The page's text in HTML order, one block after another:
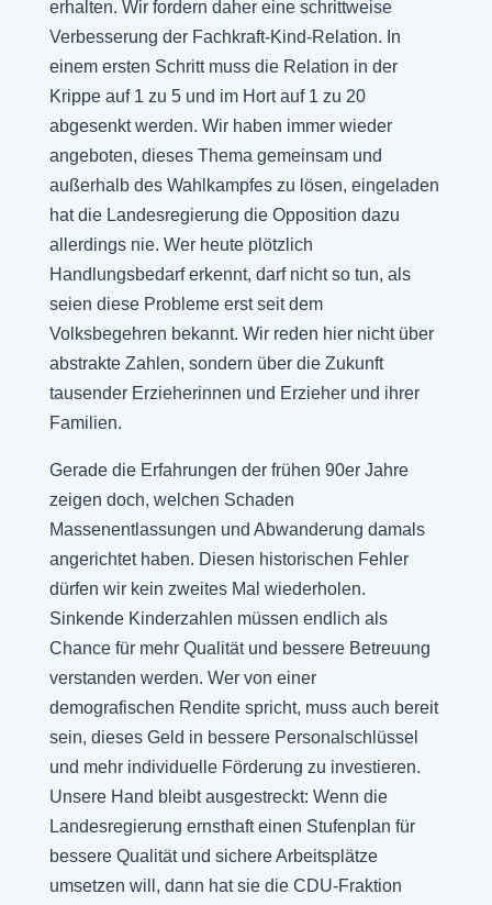
erhalten. Wir fordern daher eine schrittweise
Verbesserung der Fachkraft-Kind-Relation. In
einem ersten Schritt muss die Relation in der
Krippe auf 1 zu 5 und im Hort auf 1 zu 20
abgesenkt werden. Wir haben immer wieder
angeboten, dieses Thema gemeinsam und
außerhalb des Wahlkampfes zu lösen, eingeladen
hat die Landesregierung die Opposition dazu
allerdings nie. Wer heute plötzlich
Handlungsbedarf erkennt, darf nicht so tun, als
seien diese Probleme erst seit dem
Volksbegehren bekannt. Wir reden hier nicht über
abstrakte Zahlen, sondern über die Zukunft
tausender Erzieherinnen und Erzieher und ihrer
Familien.
Gerade die Erfahrungen der frühen 90er Jahre
zeigen doch, welchen Schaden
Massenentlassungen und Abwanderung damals
angerichtet haben. Diesen historischen Fehler
dürfen wir kein zweites Mal wiederholen.
Sinkende Kinderzahlen müssen endlich als
Chance für mehr Qualität und bessere Betreuung
verstanden werden. Wer von einer
demografischen Rendite spricht, muss auch bereit
sein, dieses Geld in bessere Personalschlüssel
und mehr individuelle Förderung zu investieren.
Unsere Hand bleibt ausgestreckt: Wenn die
Landesregierung ernsthaft einen Stufenplan für
bessere Qualität und sichere Arbeitsplätze
umsetzen will, dann hat sie die CDU-Fraktion